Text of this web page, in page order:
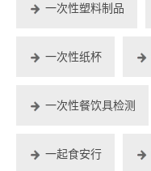
一次性塑料制品
一次性纸杯
一次性餐饮具检测
一起食安行